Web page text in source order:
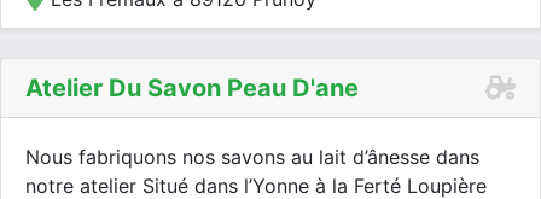
Atelier Du Savon Peau D'ane
Nous fabriquons nos savons au lait d’ânesse dans
notre atelier Situé dans l’Yonne à la Ferté Loupière